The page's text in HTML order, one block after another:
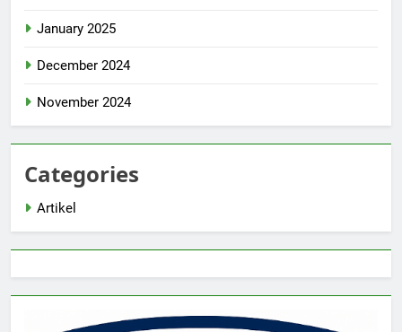
January 2025
December 2024
November 2024
Categories
Artikel